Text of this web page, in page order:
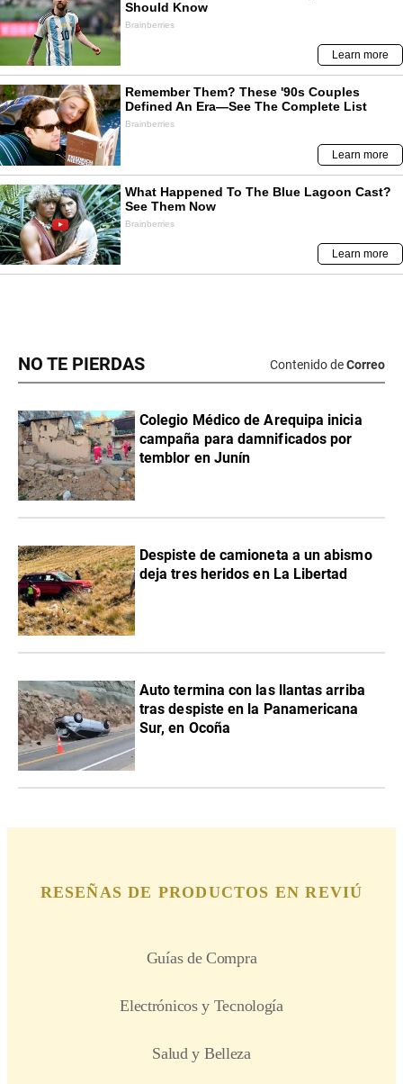
NO TE PIERDAS Contenido deCorreo
Colegio Médico de Arequipa inicia
campaña para damnificados por
temblor en Junín
Despiste de camioneta a un abismo
deja tres heridos en La Libertad
Auto termina con las llantas arriba
tras despiste en la Panamericana
Sur, en Ocoña